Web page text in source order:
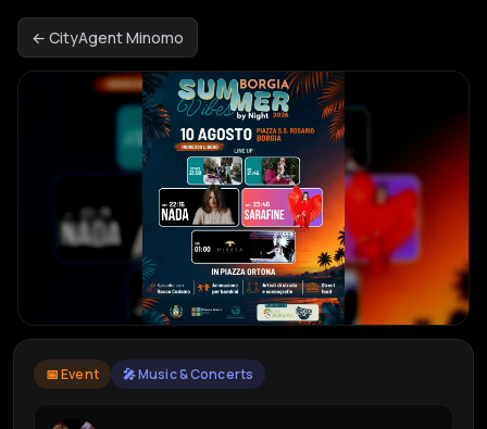
← CityAgent Minomo
📅 Event 🎤 Music & Concerts